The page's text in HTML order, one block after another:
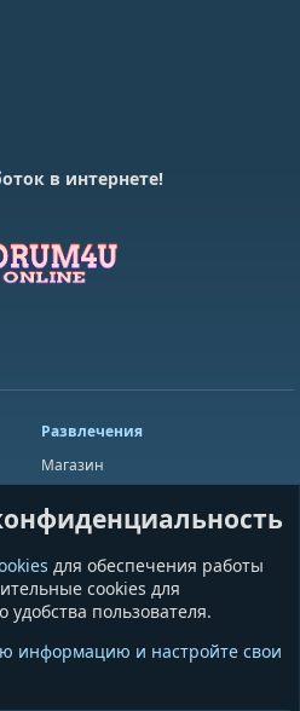
в интернете!
Развлечения
Магазин
Лотереи
Приложения
Разное
Общая информация
Пожертвования
для обеспечения работы
cookies для
пользователя.
информацию и настройте свои